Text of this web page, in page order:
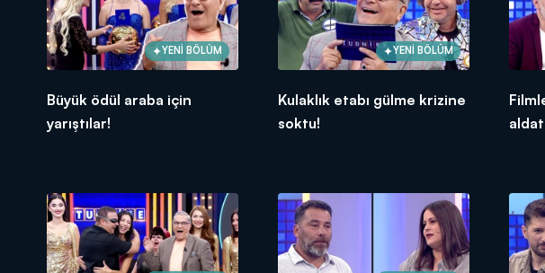
YENİ BÖLÜM
Büyük ödül araba için
yarıştılar!
YENİ BÖLÜM
Kulaklık etabı gülme krizine
soktu!